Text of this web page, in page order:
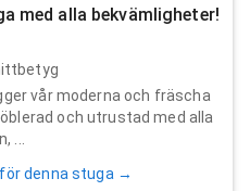
med alla bekvämligheter!
vår moderna och fräscha
och utrustad med alla
...
denna stuga →